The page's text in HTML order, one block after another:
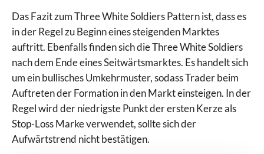
Das Fazit zum Three White Soldiers Pattern ist, dass es
in der Regel zu Beginn eines steigenden Marktes
auftritt. Ebenfalls finden sich die Three White Soldiers
nach dem Ende eines Seitwärtsmarktes. Es handelt sich
um ein bullisches Umkehrmuster, sodass Trader beim
Auftreten der Formation in den Markt einsteigen. In der
Regel wird der niedrigste Punkt der ersten Kerze als
Stop-Loss Marke verwendet, sollte sich der
Aufwärtstrend nicht bestätigen.